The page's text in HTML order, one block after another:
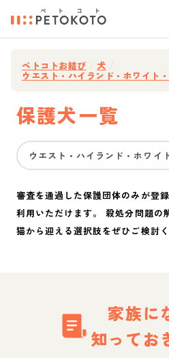
ペトコトお結び 犬
ウエスト・ハイランド・ホワイト
保護犬一覧
ウエスト・ハイランド・ホワイ
審査を通過した保護団体のみが登
利用いただけます。 殺処分問題の
猫から迎える選択肢をぜひご検討く
家族に
知ってお